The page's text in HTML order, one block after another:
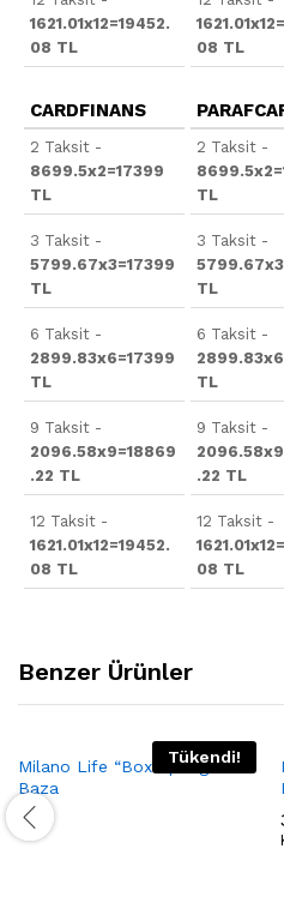
1621.01x12=19452.
08 TL
08 TL
CARDFINANS
2 Taksit -
8699.5x2=17399
TL
3 Taksit -
5799.67x3=17399
TL
6 Taksit -
2899.83x6=17399
TL
9 Taksit -
2096.58x9=18869
.22 TL
12 Taksit -
1621.01x12=19452.
08 TL
2 Taksit -
TL
3 Taksit -
TL
6 Taksit -
TL
9 Taksit -
.22 TL
12 Taksit -
08 TL
Benzer Ürünler
Tükendi!
Milano Life “Box Spring”
Baza